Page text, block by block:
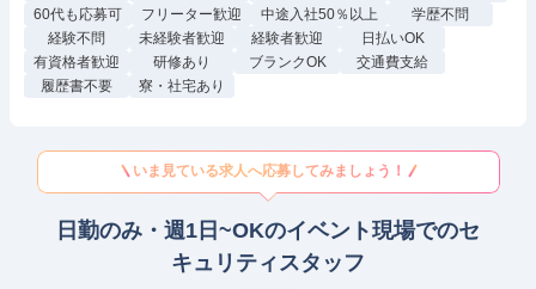
60代も応募可
フリーター歓迎 中途入社50％以上
学歴不問
経験不問
未経験者歓迎 経験者歓迎
日払いOK
有資格者歓迎
研修あり ブランクOK
交通費支給
履歴書不要
寮・社宅あり
いま見ている求人へ応募してみましょう！
日勤のみ・週1日~OKのイベント現場でのセ
キュリティスタッフ